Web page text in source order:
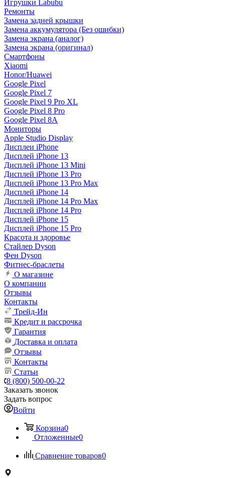
Игрушки Labubu
Ремонты
Замена задней крышки
Замена аккумулятора (Без ошибки)
Замена экрана (аналог)
Замена экрана (оригинал)
Смартфоны
Xiaomi
Honor/Huawei
Google Pixel
Google Pixel 7
Google Pixel 9 Pro XL
Google Pixel 8 Pro
Google Pixel 8A
Мониторы
Apple Studio Display
Дисплеи iPhone
Дисплей iPhone 13
Дисплей iPhone 13 Mini
Дисплей iPhone 13 Pro
Дисплей iPhone 13 Pro Max
Дисплей iPhone 14
Дисплей iPhone 14 Pro Max
Дисплей iPhone 14 Pro
Дисплей iPhone 15
Дисплей iPhone 15 Pro
Красота и здоровье
Стайлер Dyson
Фен Dyson
Фитнес-браслеты
О магазине
О компании
Отзывы
Контакты
Трейд-Ин
Кредит и рассрочка
Гарантия
Доставка и оплата
Отзывы
Контакты
Статьи
8 (800) 500-00-22
Заказать звонок
Задать вопрос
Войти
Корзина0
Отложенные0
Сравнение товаров0